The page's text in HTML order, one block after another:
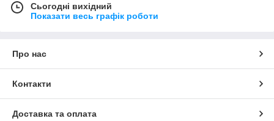
Сьогодні вихідний
Показати весь графік роботи
Про нас
Контакти
Доставка та оплата